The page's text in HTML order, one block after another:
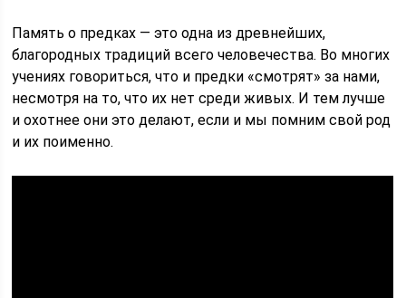
Память о предках — это одна из древнейших,
благородных традиций всего человечества. Во многих
учениях говориться, что и предки «смотрят» за нами,
несмотря на то, что их нет среди живых. И тем лучше
и охотнее они это делают, если и мы помним свой род
и их поименно.